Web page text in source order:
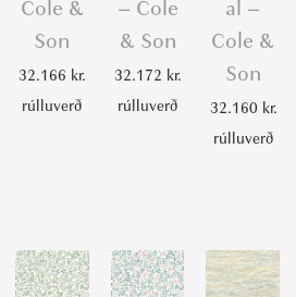
Cole &
Son
32.166 kr.
rúlluverð
– Cole
& Son
32.172 kr.
rúlluverð
al –
Cole &
Son
32.160 kr.
rúlluverð